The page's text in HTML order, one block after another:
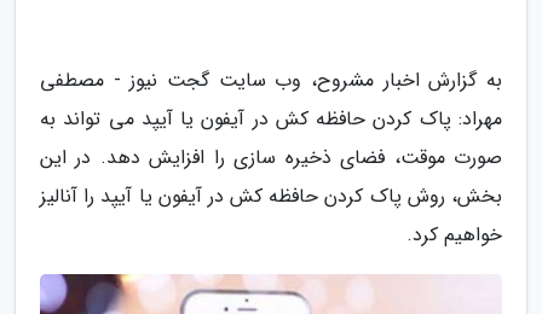
به گزارش اخبار مشروح، وب سایت گجت نیوز - مصطفی
مهراد: پاک کردن حافظه کش در آیفون یا آیپد می تواند به
صورت موقت، فضای ذخیره سازی را افزایش دهد. در این
بخش، روش پاک کردن حافظه کش در آیفون یا آیپد را آنالیز
خواهیم کرد.